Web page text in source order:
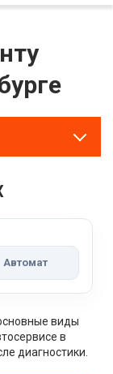
Автомат
виды
в
диагностики.